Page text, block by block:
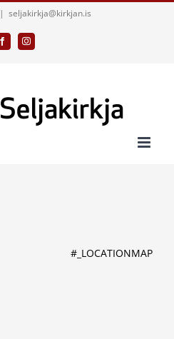
| seljakirkja@kirkjan.is
FacebookInstagram
#_LOCATIONMAP